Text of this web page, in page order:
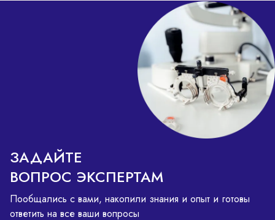
ЗАДАЙТЕ
ВОПРОС ЭКСПЕРТАМ
Пообщались с вами, накопили знания и опыт и готовы
ответить на все ваши вопросы